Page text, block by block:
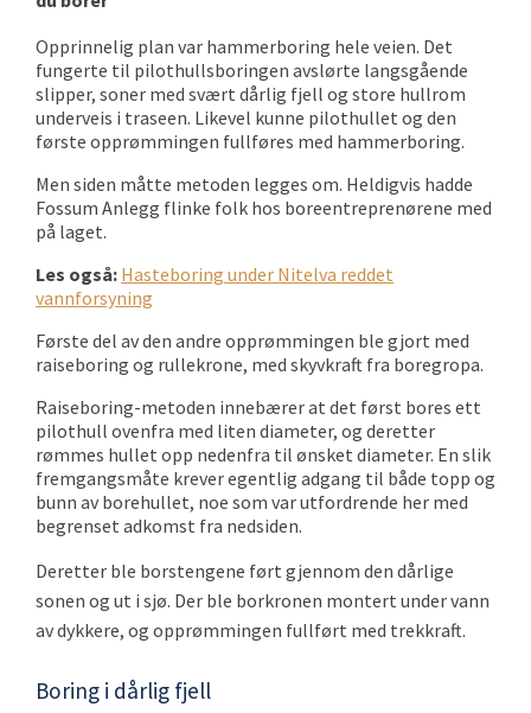
Opprinnelig plan var hammerboring hele veien. Det
fungerte til pilothullsboringen avslørte langsgående
slipper, soner med svært dårlig fjell og store hullrom
underveis i traseen. Likevel kunne pilothullet og den
første opprømmingen fullføres med hammerboring.
Men siden måtte metoden legges om. Heldigvis hadde
Fossum Anlegg flinke folk hos boreentreprenørene med
på laget.
Les også: Hasteboring under Nitelva reddet
vannforsyning
Første del av den andre opprømmingen ble gjort med
raiseboring og rullekrone, med skyvkraft fra boregropa.
Raiseboring-metoden innebærer at det først bores ett
pilothull ovenfra med liten diameter, og deretter
rømmes hullet opp nedenfra til ønsket diameter. En slik
fremgangsmåte krever egentlig adgang til både topp og
bunn av borehullet, noe som var utfordrende her med
begrenset adkomst fra nedsiden.
Deretter ble borstengene ført gjennom den dårlige
sonen og ut i sjø. Der ble borkronen montert under vann
av dykkere, og opprømmingen fullført med trekkraft.
Boring i dårlig fjell